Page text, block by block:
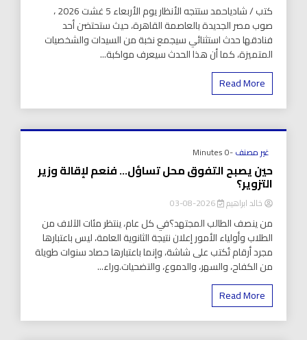
كتب / شادياحمد ستتجه الأنظار يوم الأربعاء 5 غشت 2026 ،
صوب مصر الجديدة بالعاصمة القاهرة، حيث ستحتضن أحد
فنادقها حدث استثنائي سيجمع نخبة من السيدات والشخصيات
المتميزة، كما أن هذا الحدث سيعرف مواكبة...
Read More
غير مصنف-0 Minutes
حين يصبح التفوق محل تساؤل… فنعم لإقالة وزير
التزوير؟
خالد ابراهيم 2026-08-03
من ينصف الطالب المجتهد؟في كل عام، ينتظر مئات الآلاف من
الطلاب وأولياء الأمور إعلان نتيجة الثانوية العامة، ليس باعتبارها
مجرد أرقام تُكتب على شاشة، وإنما باعتبارها حصاد سنوات طويلة
من الكفاح، والسهر، والدموع، والتضحيات.وراء...
Read More